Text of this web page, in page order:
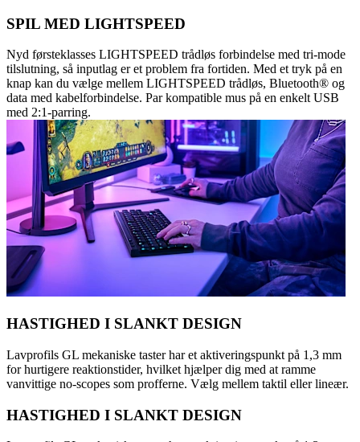
SPIL MED LIGHTSPEED
Nyd førsteklasses LIGHTSPEED trådløs forbindelse med tri-mode
tilslutning, så inputlag er et problem fra fortiden. Med et tryk på en
knap kan du vælge mellem LIGHTSPEED trådløs, Bluetooth® og
data med kabelforbindelse. Par kompatible mus på en enkelt USB
med 2:1-parring.
HASTIGHED I SLANKT DESIGN
Lavprofils GL mekaniske taster har et aktiveringspunkt på 1,3 mm
for hurtigere reaktionstider, hvilket hjælper dig med at ramme
vanvittige no-scopes som profferne. Vælg mellem taktil eller lineær.
HASTIGHED I SLANKT DESIGN